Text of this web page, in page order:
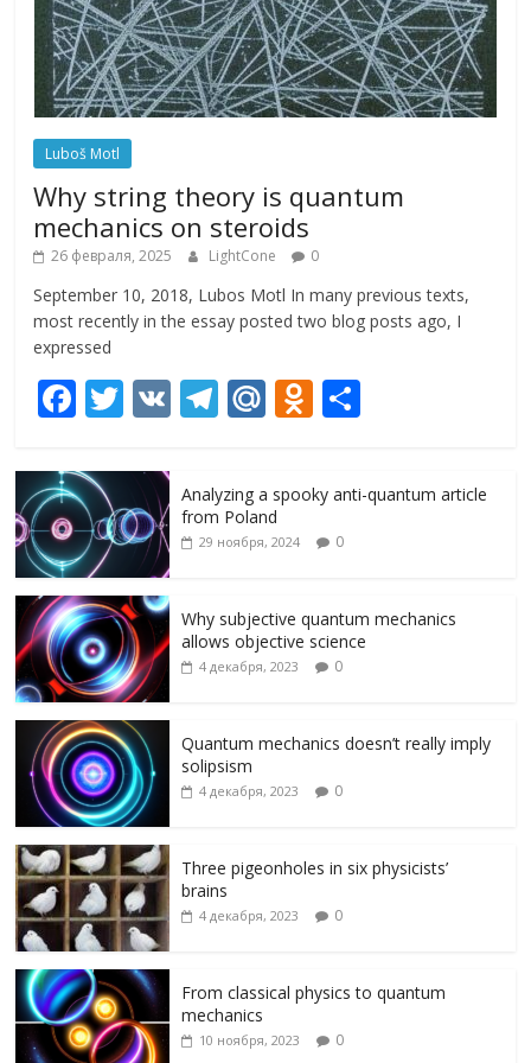
Luboš Motl
Why string theory is quantum
mechanics on steroids
26 февраля, 2025 LightCone 0
September 10, 2018, Lubos Motl In many previous texts,
most recently in the essay posted two blog posts ago, I
expressed
F
e
b
o
o
k
T
itt
er
V T
gr
a
M
R
u
O
n
o
kl
s
ni
р
и
т
Analyzing a spooky anti-quantum article
from Poland
29 ноября, 2024 0
Why subjective quantum mechanics
allows objective science
4 декабря, 2023 0
Quantum mechanics doesn’t really imply
solipsism
4 декабря, 2023 0
Three pigeonholes in six physicists’
brains
4 декабря, 2023 0
From classical physics to quantum
mechanics
10 ноября, 2023 0